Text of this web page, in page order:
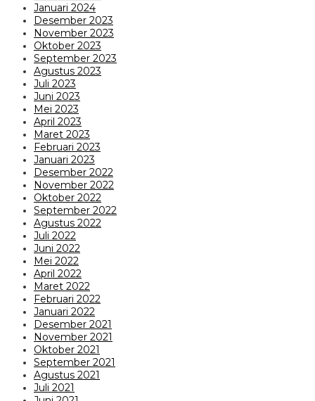
Januari 2024
Desember 2023
November 2023
Oktober 2023
September 2023
Agustus 2023
Juli 2023
Juni 2023
Mei 2023
April 2023
Maret 2023
Februari 2023
Januari 2023
Desember 2022
November 2022
Oktober 2022
September 2022
Agustus 2022
Juli 2022
Juni 2022
Mei 2022
April 2022
Maret 2022
Februari 2022
Januari 2022
Desember 2021
November 2021
Oktober 2021
September 2021
Agustus 2021
Juli 2021